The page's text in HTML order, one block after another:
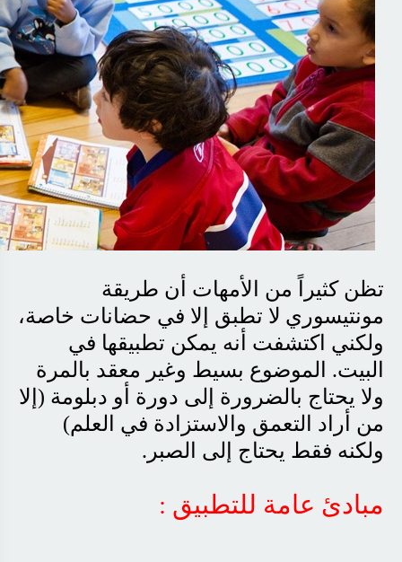
تظن كثيراً من الأمهات أن طريقة
مونتيسوري لا تطبق إلا في حضانات خاصة،
ولكني اكتشفت أنه يمكن تطبيقها في
البيت. الموضوع بسيط وغير معقد بالمرة
ولا يحتاج بالضرورة إلى دورة أو دبلومة (إلا
من أراد التعمق والاستزادة في العلم)
ولكنه فقط يحتاج إلى الصبر .
مبادئ عامة للتطبيق :